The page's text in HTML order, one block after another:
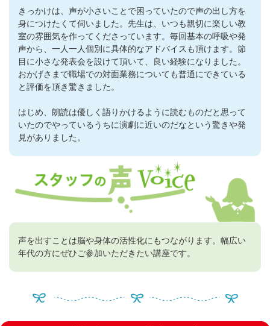
きっかけは、声が小さいことで困っていたので声の出し方を
身につけたくて伺いました。先生は、いつも親切に楽しい教
室の雰囲気を作ってくださっています。毎回基本の呼吸や発
声から、一人一人個別に具体的なアドバイスも頂けます。節
目に小さな発表会を設けて頂いて、良い経験になりました。
おかげさまで職場での対面業務についても普通にできている
と評価を頂き驚きました。
はじめ、朗読は優しく語りかけるように読むものだと思って
いたのでやっているうちに演劇に近いのだなという驚きや発
見がありました。
声を出すことは脳や身体の活性化にもつながります。幅広い
年代の方にぜひご参加いただきたい講座です。